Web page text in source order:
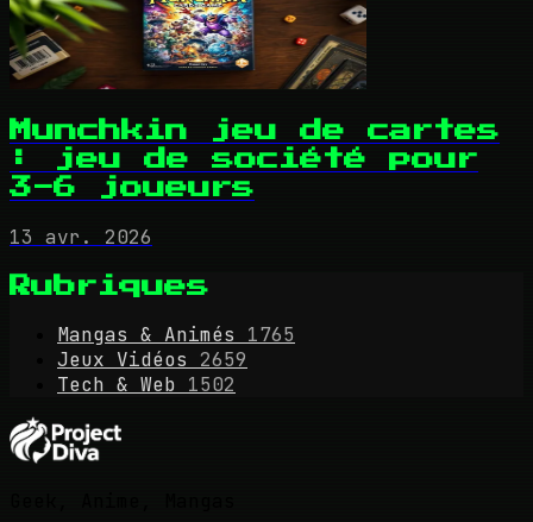
Munchkin jeu de cartes
: jeu de société pour
3-6 joueurs
13 avr. 2026
Rubriques
Mangas & Animés
1765
Jeux Vidéos
2659
Tech & Web 1502